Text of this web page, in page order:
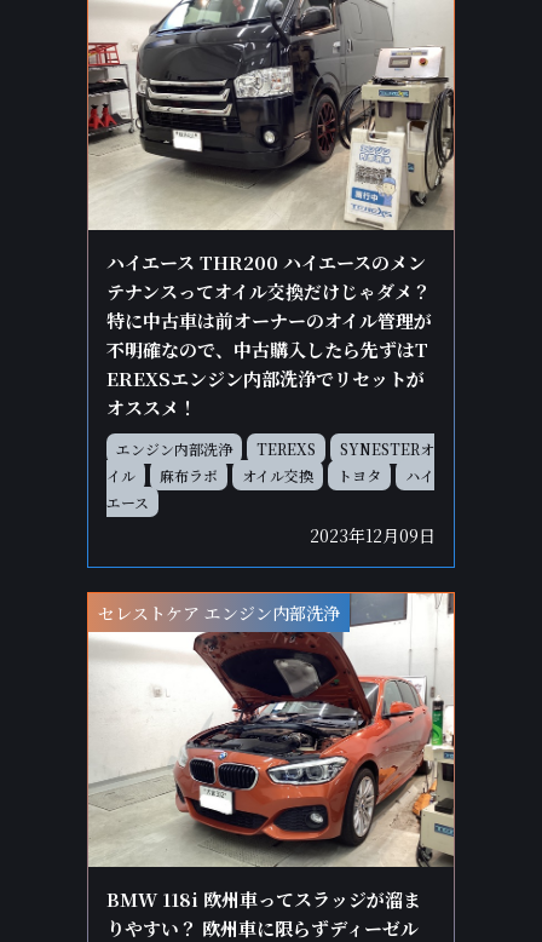
ハイエース THR200 ハイエースのメン
テナンスってオイル交換だけじゃダメ？
特に中古車は前オーナーのオイル管理が
不明確なので、中古購入したら先ずはT
EREXSエンジン内部洗浄でリセットが
オススメ！
エンジン内部洗浄 TEREXS
SYNESTERオ
イル
麻布ラボ オイル交換 トヨタ
ハイ
エース
2023年12月09日
セレストケア エンジン内部洗浄
BMW 118i 欧州車ってスラッジが溜ま
りやすい？ 欧州車に限らずディーゼル